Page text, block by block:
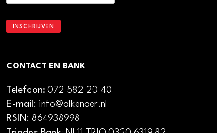
CONTACT EN BANK
Telefoon:072 582 20 40
E-mail: info@alkenaer.nl
RSIN: 864938998